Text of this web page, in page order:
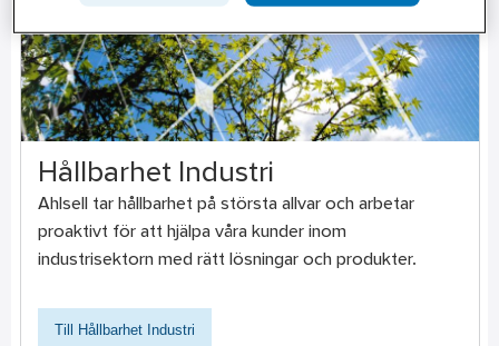
Hållbarhet Industri
Ahlsell tar hållbarhet på största allvar och arbetar
proaktivt för att hjälpa våra kunder inom
industrisektorn med rätt lösningar och produkter.
Till Hållbarhet Industri